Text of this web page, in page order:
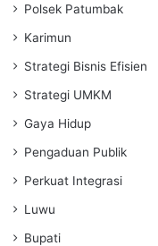
Polsek Patumbak
Karimun
Strategi Bisnis Efisien
Strategi UMKM
Gaya Hidup
Pengaduan Publik
Perkuat Integrasi
Luwu
Bupati